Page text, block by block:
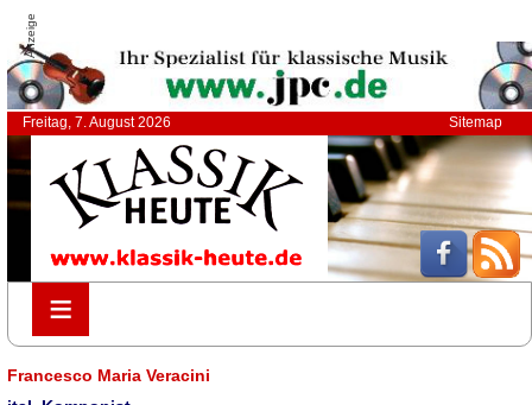
Anzeige
Freitag, 7. August 2026 Sitemap
≡
≡
Francesco Maria Veracini